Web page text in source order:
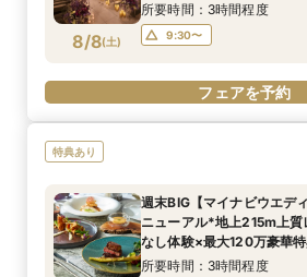
8/8(土)
所要時間：3時間程度
9:30〜
フェアを予約
特典あり
週末BIG【マイナビウエデ
ニューアル*地上215m上質
なし体験×最大120万豪華
所要時間：3時間程度